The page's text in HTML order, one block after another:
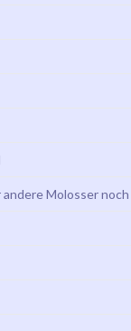
Molosser